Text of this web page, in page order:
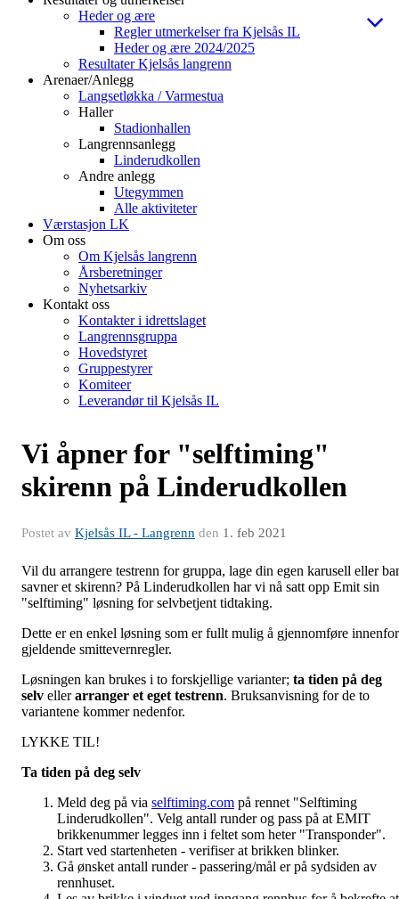
Heder og ære
Regler utmerkelser fra Kjelsås IL
Heder og ære 2024/2025
Resultater Kjelsås langrenn
Arenaer/Anlegg
Langsetløkka / Varmestua
Haller
Stadionhallen
Langrennsanlegg
Linderudkollen
Andre anlegg
Utegymmen
Alle aktiviteter
Værstasjon LK
Om oss
Om Kjelsås langrenn
Årsberetninger
Nyhetsarkiv
Kontakt oss
Kontakter i idrettslaget
Langrennsgruppa
Hovedstyret
Gruppestyrer
Komiteer
Leverandør til Kjelsås IL
Vi åpner for "selftiming"
skirenn på Linderudkollen
Postet av Kjelsås IL - Langrenn den 1. feb 2021
Vil du arrangere testrenn for gruppa, lage din egen karusell eller
savner et skirenn? På Linderudkollen har vi nå satt opp Emit sin
"selftiming" løsning for selvbetjent tidtaking.
Dette er en enkel løsning som er fullt mulig å gjennomføre innenfor
gjeldende smittevernregler.
Løsningen kan brukes i to forskjellige varianter; ta tiden på deg
selv ellerarranger et eget testrenn. Bruksanvisning for de to
variantene kommer nedenfor.
LYKKE TIL!
Ta tiden på deg selv
Meld deg på via selftiming.com på rennet "Selftiming
Linderudkollen". Velg antall runder og pass på at EMIT
brikkenummer legges inn i feltet som heter "Transponder".
Start ved startenheten - verifiser at brikken blinker.
Gå ønsket antall runder - passering/mål er på sydsiden av
rennhuset.